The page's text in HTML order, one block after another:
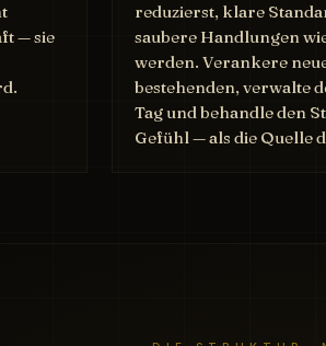
— sie
reduzierst, klare
saubere Handlungen
werden. Verankere
bestehenden, verwalte
Tag und behandle den
Gefühl — als die Quelle